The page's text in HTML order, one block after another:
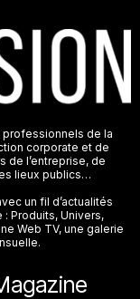
de la
corporate et de
de l’entreprise, de
lieux publics…
un fil d’actualités
Produits, Univers,
Web TV, une galerie